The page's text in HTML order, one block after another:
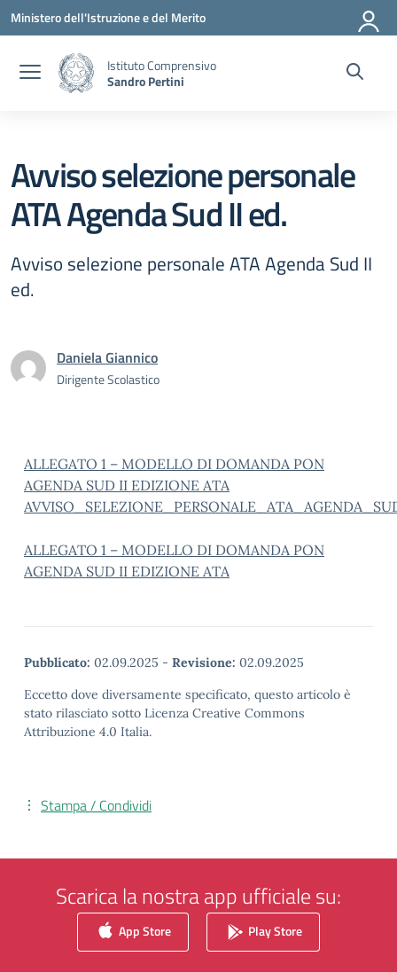
Vai ai contenuti
Vai al menu di navigazione
Vai al footer
Ministero dell'Istruzione e del Merito
Istituto Comprensivo
Sandro Pertini
Avviso selezione personale
ATA Agenda Sud II ed.
Avviso selezione personale ATA Agenda Sud II
ed.
Daniela Giannico
Dirigente Scolastico
ALLEGATO 1 – MODELLO DI DOMANDA PON
AGENDA SUD II EDIZIONE ATA
ALLEGATO 1 – MODELLO DI DOMANDA PON
AGENDA SUD II EDIZIONE ATA
Pubblicato: 02.09.2025 - Revisione: 02.09.2025
Eccetto dove diversamente specificato, questo articolo è
stato rilasciato sotto Licenza Creative Commons
Attribuzione 4.0 Italia.
Stampa / Condividi
Scarica la nostra app ufficiale su:
App Store Play Store